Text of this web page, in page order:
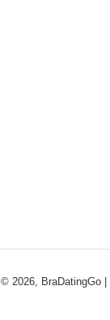
© 2026, BraDatingGo |